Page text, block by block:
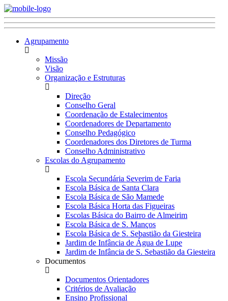
Agrupamento
Missão
Visão
Organização e Estruturas
Direção
Conselho Geral
Coordenação de Estalecimentos
Coordenadores de Departamento
Conselho Pedagógico
Coordenadores dos Diretores de Turma
Conselho Administrativo
Escolas do Agrupamento
Escola Secundária Severim de Faria
Escola Básica de Santa Clara
Escola Básica de São Mamede
Escola Básica Horta das Figueiras
Escolas Básica do Bairro de Almeirim
Escola Básica de S. Manços
Escola Básica de S. Sebastião da Giesteira
Jardim de Infância de Água de Lupe
Jardim de Infância de S. Sebastião da Giesteira
Documentos
Documentos Orientadores
Critérios de Avaliação
Ensino Profissional